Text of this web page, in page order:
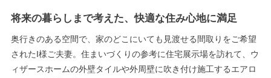
将来の暮らしまで考えた、快適な住み心地に満足
奥行きのある空間で、家のどこにいても見渡せる間取りをご希望
されたI様ご夫妻。住まいづくりの参考に住宅展示場を訪れて、ウ
ィザースホームの外壁タイルや外周壁に吹き付け施工するエアロ